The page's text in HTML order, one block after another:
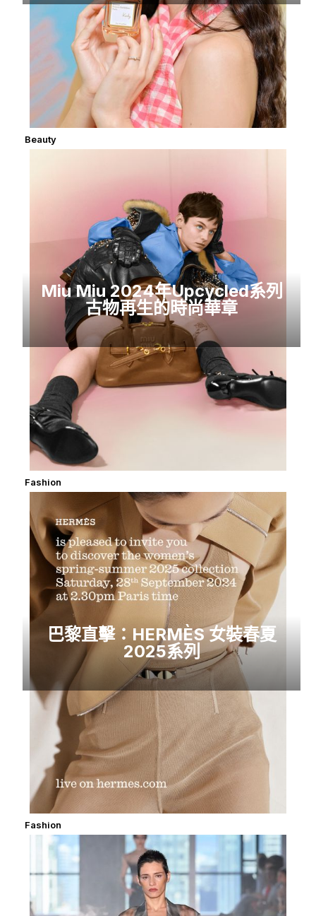
Beauty
Miu Miu 2024年Upcycled系列
古物再生的時尚華章
Fashion
巴黎直擊：HERMÈS 女裝春夏
2025系列
Fashion